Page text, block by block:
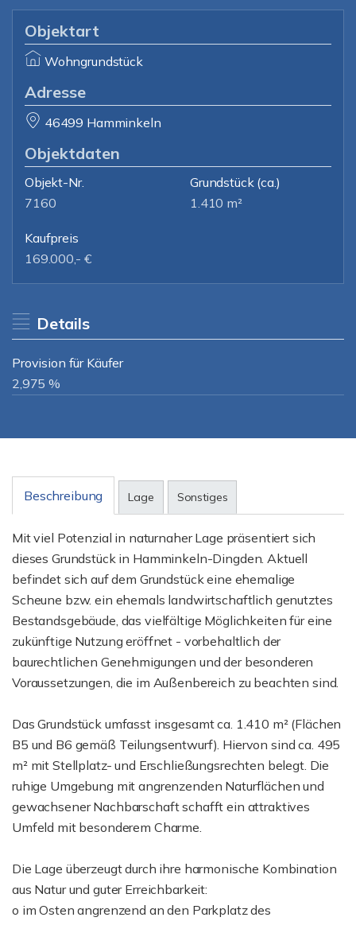
Objektart
Wohngrundstück
Adresse
46499 Hamminkeln
Objektdaten
Objekt-Nr.
7160
Grundstück(ca.)
1.410 m²
Kaufpreis
169.000,- €
Details
Provision für Käufer
2,975 %
Beschreibung Lage Sonstiges
Mit viel Potenzial in naturnaher Lage präsentiert sich
dieses Grundstück in Hamminkeln-Dingden. Aktuell
befindet sich auf dem Grundstück eine ehemalige
Scheune bzw. ein ehemals landwirtschaftlich genutztes
Bestandsgebäude, das vielfältige Möglichkeiten für eine
zukünftige Nutzung eröffnet - vorbehaltlich der
baurechtlichen Genehmigungen und der besonderen
Voraussetzungen, die im Außenbereich zu beachten sind.
Das Grundstück umfasst insgesamt ca. 1.410 m² (Flächen
B5 und B6 gemäß Teilungsentwurf). Hiervon sind ca. 495
m² mit Stellplatz- und Erschließungsrechten belegt. Die
ruhige Umgebung mit angrenzenden Naturflächen und
gewachsener Nachbarschaft schafft ein attraktives
Umfeld mit besonderem Charme.
Die Lage überzeugt durch ihre harmonische Kombination
aus Natur und guter Erreichbarkeit:
o im Osten angrenzend an den Parkplatz des